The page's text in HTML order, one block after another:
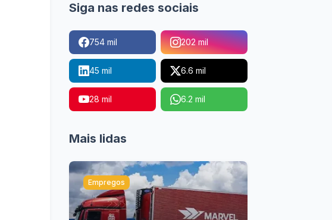
Siga nas redes sociais
754 mil 202 mil
45 mil 6.6 mil
28 mil 6.2 mil
Mais lidas
Empregos